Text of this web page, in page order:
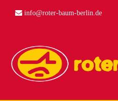
info@roter-baum-berlin.de